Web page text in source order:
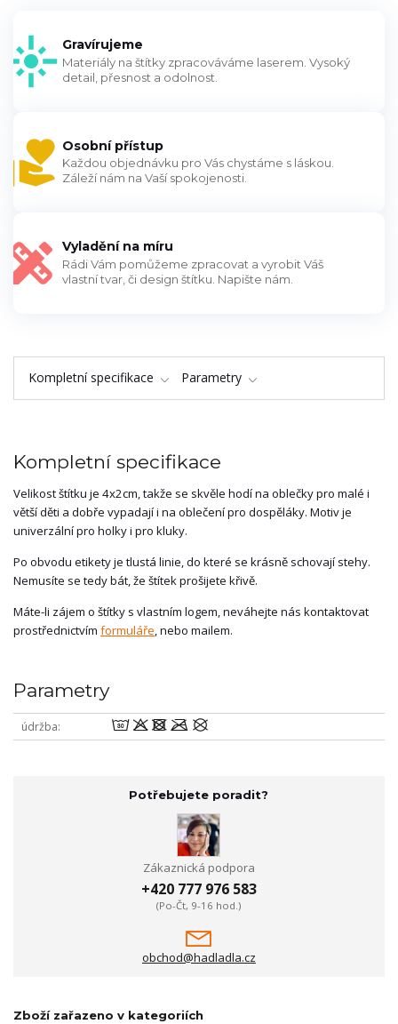
Gravírujeme
Materiály na štítky zpracováváme laserem. Vysoký
detail, přesnost a odolnost.
Osobní přístup
Každou objednávku pro Vás chystáme s láskou.
Záleží nám na Vaší spokojenosti.
Vyladění na míru
Rádi Vám pomůžeme zpracovat a vyrobit Váš
vlastní tvar, či design štítku. Napište nám.
Kompletní specifikace Parametry
Kompletní specifikace
Velikost štítku je 4x2cm, takže se skvěle hodí na oblečky pro malé i
větší děti a dobře vypadají i na oblečení pro dospěláky. Motiv je
univerzální pro holky i pro kluky.
Po obvodu etikety je tlustá linie, do které se krásně schovají stehy.
Nemusíte se tedy bát, že štítek prošijete křivě.
Máte-li zájem o štítky s vlastním logem, neváhejte nás kontaktovat
prostřednictvím formuláře, nebo mailem.
Parametry
údržba wodmU
Potřebujete poradit?
Zákaznická podpora
+420 777 976 583
(Po-Čt, 9-16 hod.)
obchod@hadladla.cz
Zboží zařazeno v kategoriích